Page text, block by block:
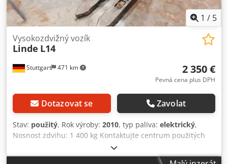
1 / 5
Stuttgart 471 km
Vysokozdvižný vozík
Linde L14
2 350 €
Pevná cena plus DPH
Dotazovat se Zavolat
Stav: použitý, Rok výroby: 2010, typ paliva: elektrický,
Nosnost zdvihu: 1 400 kg Kontaktujte centrum použitých
zařízení pro více informací. Codpfjzfn Hgsx Ahyerf